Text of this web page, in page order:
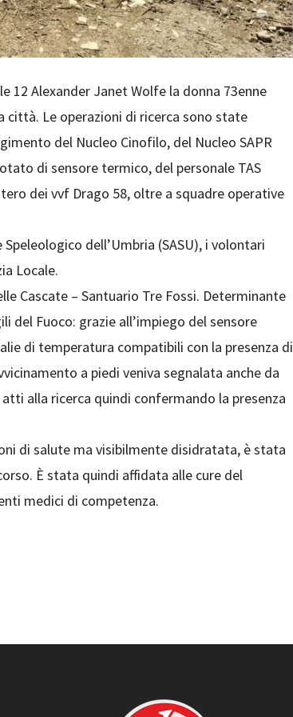
12 Alexander Janet Wolfe la donna 73enne
città. Le operazioni di ricerca sono state
del Nucleo Cinofilo, del Nucleo SAPR
di sensore termico, del personale TAS
dei vvf Drago 58, oltre a squadre operative
dell’Umbria (SASU), i volontari
Locale.
Cascate – Santuario Tre Fossi. Determinante
del Fuoco: grazie all’impiego del sensore
di temperatura compatibili con la presenza di
a piedi veniva segnalata anche da
alla ricerca quindi confermando la presenza
di salute ma visibilmente disidratata, è stata
È stata quindi affidata alle cure del
medici di competenza.